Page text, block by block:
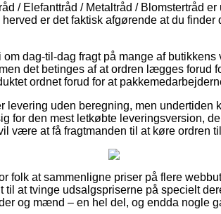
/ Elefanttråd / Metaltråd / Blomstertråd
er det faktisk afgørende at du
dag-til-dag fragt på mange af
det betinges af at ordren lægges forud
ordnet forud for at
levering uden beregning, men
for den mest letkøbte leveringsversion,
være at få fragtmanden til at køre ordren
folk at sammenligne priser på flere
at tvinge udsalgspriserne på specielt
og mænd – en hel del, og endda nogle